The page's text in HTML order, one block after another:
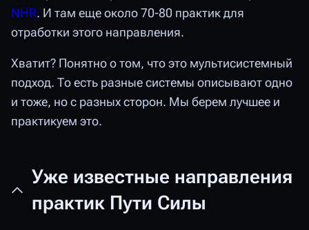
NHR. И там еще около 70-80 практик для
отработки этого направления.
Хватит? Понятно о том, что это мультисистемный
подход. То есть разные системы описывают одно
и тоже, но с разных сторон. Мы берем лучшее и
практикуем это.
Уже известные направления
практик Пути Силы